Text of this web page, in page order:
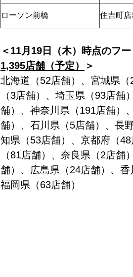
ローソン前橋 住吉町店
＜11月19日（木）時点のフ
1,395店舗（予定）
＞
北海道（52店舗）、宮城県
（3店舗）、埼玉県（93店
舗）、神奈川県（191店舗）
舗）、石川県（5店舗）、長
知県（53店舗）、京都府（
（81店舗）、奈良県（2店
舗）、広島県（24店舗）、
福岡県（63店舗）